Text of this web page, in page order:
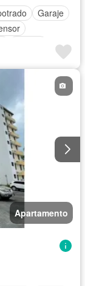
Garaje
Apartamento